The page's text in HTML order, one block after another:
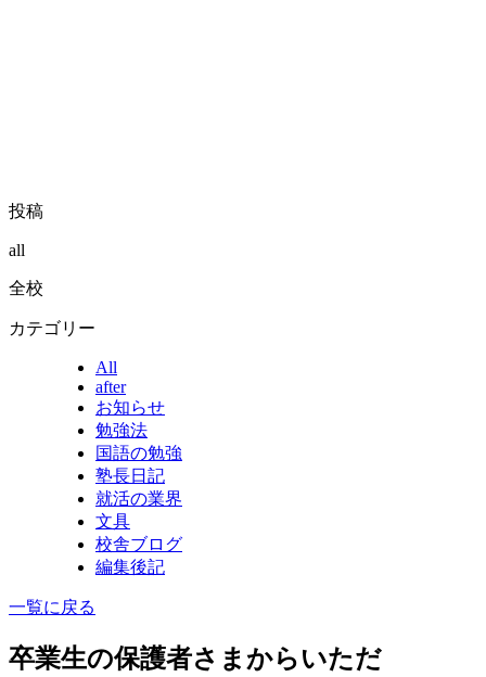
投稿
all
全校
カテゴリー
All
after
お知らせ
勉強法
国語の勉強
塾長日記
就活の業界
文具
校舎ブログ
編集後記
一覧に戻る
卒業生の保護者さまからいただ